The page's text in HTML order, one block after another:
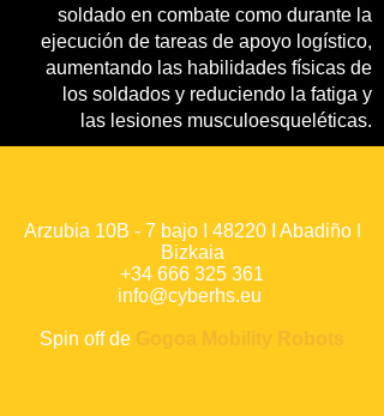
soldado en combate como durante la
ejecución de tareas de apoyo logístico,
aumentando las habilidades físicas de
los soldados y reduciendo la fatiga y
las lesiones musculoesqueléticas.
Arzubia 10B - 7 bajo I 48220 I Abadiño I
Bizkaia
+34 666 325 361
info@cyberhs.eu
Spin off de